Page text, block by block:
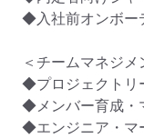
◆入社前オンボー
＜チームマネジメ
◆プロジェクトリ
◆メンバー育成・
◆エンジニア・マ